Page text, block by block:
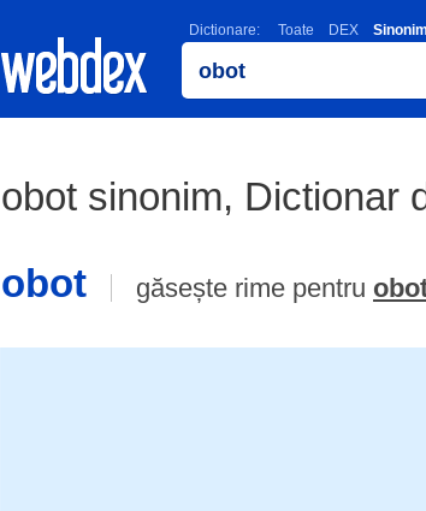
Dictionare: Toate DEX
obot sinonim, Dictionar
obot
găsește rime pentru